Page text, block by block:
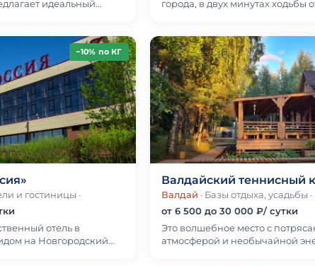
идеальный
города, в двух минутах ходьбы
−10% по КГ
и гостиницы ·
отель в
на Новгородский
Валдайский теннисный
Валдай · Базы отдыха, усадьбы ·
от 6 500 до 30 000 ₽/ сутки
Это волшебное место с
атмосферой и необычайной